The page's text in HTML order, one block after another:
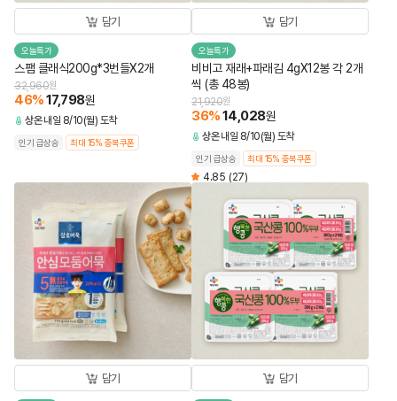
담기
오늘특가
스팸 클래식200g*3번들X2개
32,960원
46%17,798원
상온 내일 8/10(월) 도착
인기 급상승 최대 15% 중복쿠폰
담기
오늘특가
비비고 재래+파래김 4gX12봉 각 2개
씩 (총 48봉)
21,920원
36%14,028원
상온 내일 8/10(월) 도착
인기 급상승 최대 15% 중복쿠폰
4.85 (27)
담기 담기